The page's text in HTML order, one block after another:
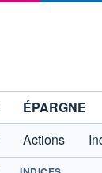
ÉPARGNE
Actions